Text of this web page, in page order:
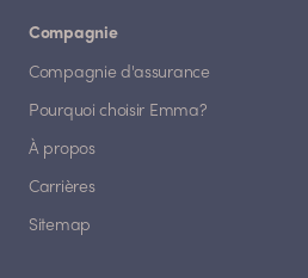
Compagnie
Compagnie d'assurance
Pourquoi choisir Emma?
À propos
Carrières
Sitemap